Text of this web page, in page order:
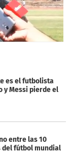
es el futbolista
y Messi pierde el
entre las 10
del fútbol mundial